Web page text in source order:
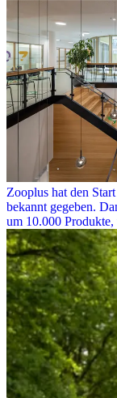
Zooplus hat den
bekannt gegeben.
um 10.000